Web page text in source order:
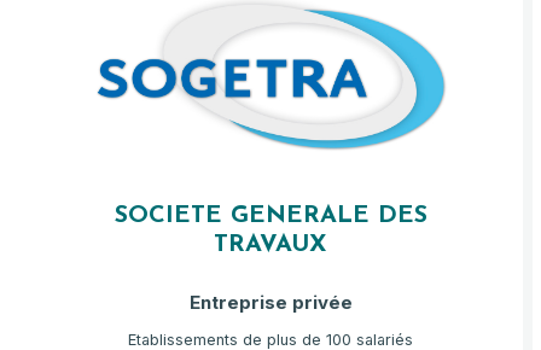
SOCIETE GENERALE DES
TRAVAUX
Entreprise privée
Etablissements de plus de 100 salariés